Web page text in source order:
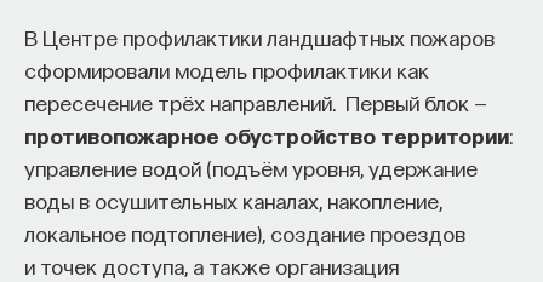
В Центре профилактики ландшафтных пожаров
сформировали модель профилактики как
пересечение трёх направлений. Первый блок —
противопожарное обустройство территории:
управление водой (подъём уровня, удержание
воды в осушительных каналах, накопление,
локальное подтопление), создание проездов
и точек доступа, а также организация
на основополагающие вопросы человечества: что
такое пространство и что такое время? Что
значит мыслить и что представляет собой наше
сознание? Реальна ли реальность и откуда
мы знаем то, что знаем? Существует ли в мире
свобода?